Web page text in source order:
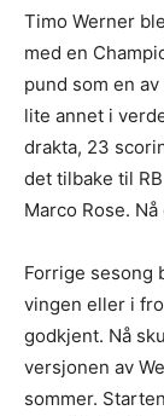
Timo Werner
med en
pund som en
lite annet i
drakta, 23
det tilbake til
Marco Rose.
Forrige sesong
vingen eller i
godkjent. Nå
versjonen av
sommer.